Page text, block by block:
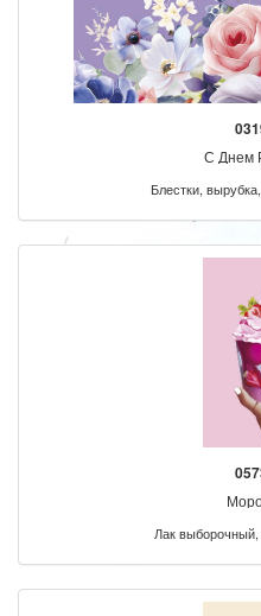
С Днем
Блестки,
Лак выборочный,